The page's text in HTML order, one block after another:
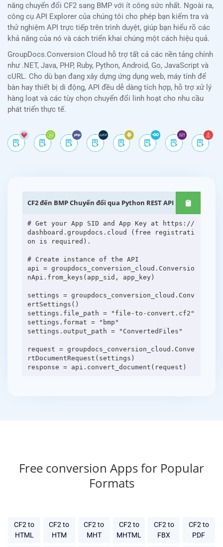
năng chuyển đổi CF2 sang BMP với ít công sức nhất. Ngoài ra,
công cụ API Explorer của chúng tôi cho phép bạn kiểm tra và
thử nghiệm API trực tiếp trên trình duyệt, giúp bạn hiểu rõ các
khả năng của nó và cách triển khai chúng một cách hiệu quả.
GroupDocs.Conversion Cloud hỗ trợ tất cả các nền tảng chính
như .NET, Java, PHP, Ruby, Python, Android, Go, JavaScript và
cURL. Cho dù bạn đang xây dựng ứng dụng web, máy tính để
bàn hay thiết bị di động, API đều dễ dàng tích hợp, hỗ trợ xử lý
hàng loạt và các tùy chọn chuyển đổi linh hoạt cho nhu cầu
phát triển thực tế.
CF2 đến BMP Chuyển đổi qua Python REST API
# Get your App SID and App Key at https://
dashboard.groupdocs.cloud (free registrati
on is required).
# Create instance of the API
api = groupdocs_conversion_cloud.Conversio
nApi.from_keys(app_sid, app_key)
settings = groupdocs_conversion_cloud.Conv
ertSettings()
settings.file_path = "file-to-convert.cf2"
settings.format = "bmp"
settings.output_path = "ConvertedFiles"
request = groupdocs_conversion_cloud.Conve
rtDocumentRequest(settings)
Free conversion Apps for Popular
Formats
CF2 to
HTML
CF2 to
HTM
CF2 to
MHT
CF2 to
MHTML
CF2 to
FBX
CF2 to
PDF